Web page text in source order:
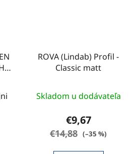
ROVA (Lindab) Profil -
Classic matt
Skladom u dodávateľa
€9,67
€14,88 (–35 %)